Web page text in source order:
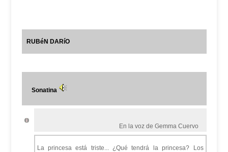
RUBéN DARíO
Sonatina
En la voz de Gemma Cuervo
La princesa está triste... ¿Qué tendrá la princesa? Los